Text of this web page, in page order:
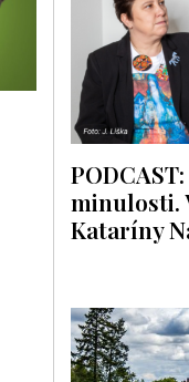
minulosti.
Kataríny